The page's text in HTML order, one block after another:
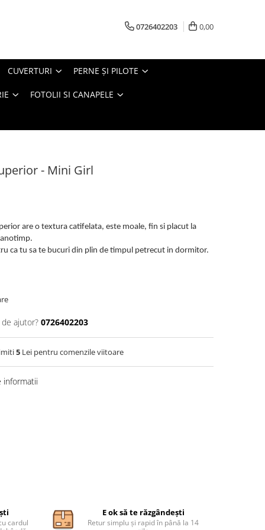
0726402203 0,00
CUVERTURI PERNE ŞI PILOTE
FOTOLII SI CANAPELE
- Mini Girl
are o textura catifelata, este moale, fin si placut la
ca tu sa te bucuri din plin de timpul petrecut in dormitor.
ajutor? 0726402203
5 Lei pentru comenzile viitoare
informatii
cardul
E ok să te răzgândești
Retur simplu și rapid în până la 14